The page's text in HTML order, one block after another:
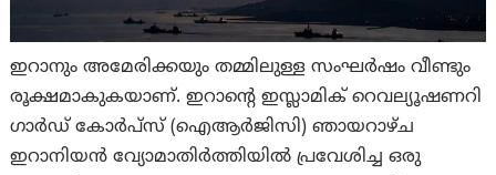
ഇറാനും അമേരിക്കയും തമ്മിലുള്ള സംഘർഷം വീണ്ടും
രൂക്ഷമാകുകയാണ്. ഇറാന്റെ ഇസ്ലാമിക് റെവല്യൂഷണറി
ഗാർഡ് കോർപ്സ് (ഐആർജിസി) ഞായറാഴ്ച
ഇറാനിയൻ വ്യോമാതിർത്തിയിൽ പ്രവേശിച്ച ഒരു